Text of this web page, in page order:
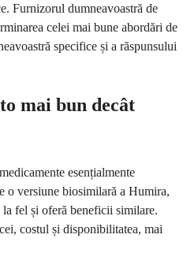
Furnizorul dumneavoastră de
celei mai bune abordări de
specifice și a răspunsului
mai bun decât
esențialmente
o versiune biosimilară a Humira,
la fel și oferă beneficii similare.
costul și disponibilitatea, mai